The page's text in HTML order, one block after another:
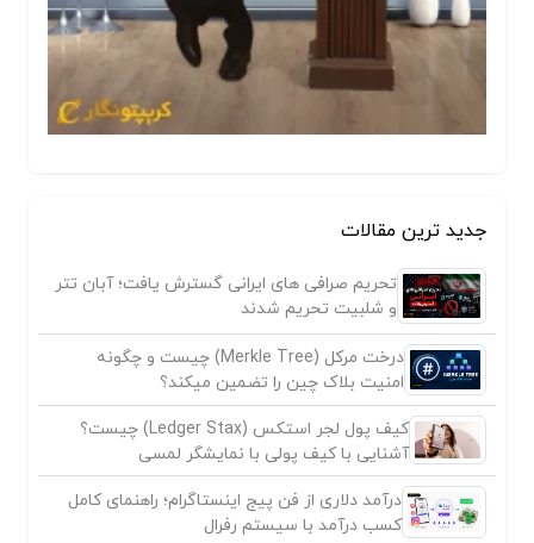
جدید ترین مقالات
تحریم صرافی های ایرانی گسترش یافت؛ آبان تتر
و شلبیت تحریم شدند
درخت مرکل (Merkle Tree) چیست و چگونه
امنیت بلاک چین را تضمین میکند؟
کیف پول لجر استکس (Ledger Stax) چیست؟
آشنایی با کیف پولی با نمایشگر لمسی
درآمد دلاری از فن پیج اینستاگرام؛ راهنمای کامل
کسب درآمد با سیستم رفرال